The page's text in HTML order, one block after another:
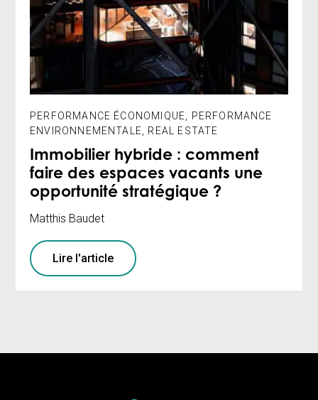
PERFORMANCE ÉCONOMIQUE
PERFORMANCE
ENVIRONNEMENTALE
REAL ESTATE
Immobilier hybride : comment
faire des espaces vacants une
opportunité stratégique ?
Matthis Baudet
Lire l'article